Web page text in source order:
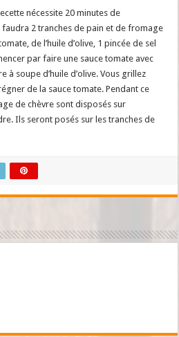
nécessite 20 minutes de
2 tranches de pain et de fromage
de l’huile d’olive, 1 pincée de sel
par faire une sauce tomate avec
à soupe d’huile d’olive. Vous grillez
de la sauce tomate. Pendant ce
de chèvre sont disposés sur
Ils seront posés sur les tranches de